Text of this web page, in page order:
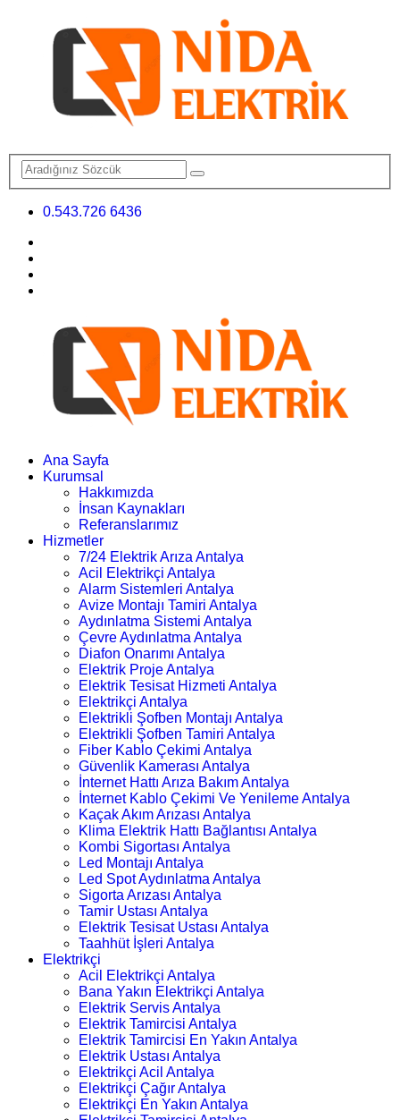
0.543.726 6436
Ana Sayfa
Kurumsal
Hakkımızda
İnsan Kaynakları
Referanslarımız
Hizmetler
7/24 Elektrik Arıza Antalya
Acil Elektrikçi Antalya
Alarm Sistemleri Antalya
Avize Montajı Tamiri Antalya
Aydınlatma Sistemi Antalya
Çevre Aydınlatma Antalya
Diafon Onarımı Antalya
Elektrik Proje Antalya
Elektrik Tesisat Hizmeti Antalya
Elektrikçi Antalya
Elektrikli Şofben Montajı Antalya
Elektrikli Şofben Tamiri Antalya
Fiber Kablo Çekimi Antalya
Güvenlik Kamerası Antalya
İnternet Hattı Arıza Bakım Antalya
İnternet Kablo Çekimi Ve Yenileme Antalya
Kaçak Akım Arızası Antalya
Klima Elektrik Hattı Bağlantısı Antalya
Kombi Sigortası Antalya
Led Montajı Antalya
Led Spot Aydınlatma Antalya
Sigorta Arızası Antalya
Tamir Ustası Antalya
Elektrik Tesisat Ustası Antalya
Taahhüt İşleri Antalya
Elektrikçi
Acil Elektrikçi Antalya
Bana Yakın Elektrikçi Antalya
Elektrik Servis Antalya
Elektrik Tamircisi Antalya
Elektrik Tamircisi En Yakın Antalya
Elektrik Ustası Antalya
Elektrikçi Acil Antalya
Elektrikçi Çağır Antalya
Elektrikçi En Yakın Antalya